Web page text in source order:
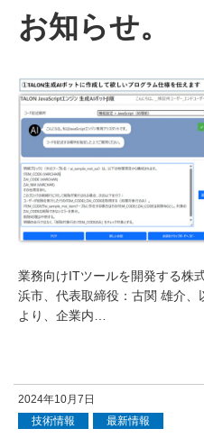
お知らせ。
業務向けITツールを開発する株
浜市、代表取締役：古関 雄介
より、企業内…
2024年10月7日
技術情報
最新情報